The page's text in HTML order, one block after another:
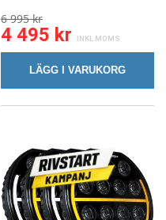
6 995 kr
4 495 kr
LÄGG I VARUKORG